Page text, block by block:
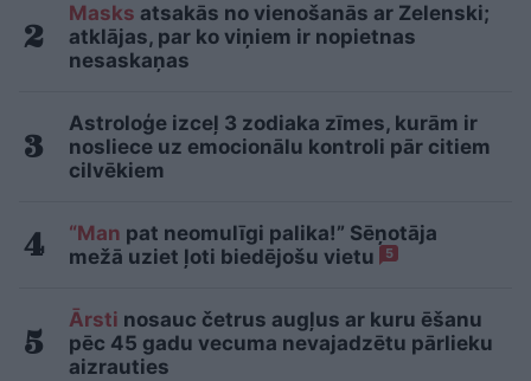
Masks atsakās no vienošanās ar Zelenski;
atklājas, par ko viņiem ir nopietnas
nesaskaņas
Astroloģe izceļ 3 zodiaka zīmes, kurām ir
nosliece uz emocionālu kontroli pār citiem
cilvēkiem
“Man pat neomulīgi palika!” Sēņotāja
mežā uziet ļoti biedējošu vietu
5
Ārsti nosauc četrus augļus ar kuru ēšanu
pēc 45 gadu vecuma nevajadzētu pārlieku
aizrauties